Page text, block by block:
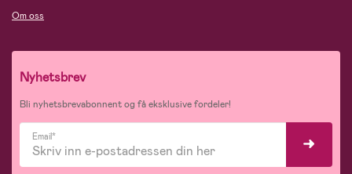
Om oss
Nyhetsbrev
Bli nyhetsbrevabonnent og få eksklusive fordeler!
Email*